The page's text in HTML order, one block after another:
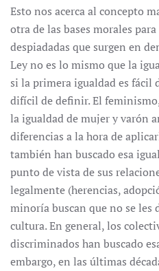
Esto nos acerca al concepto
otra de las bases morales
despiadadas que surgen en
Ley no es lo mismo que la
si la primera igualdad es fácil
difícil de definir. El
la igualdad de mujer y varón
diferencias a la hora de
también han buscado esa
punto de vista de sus
legalmente (herencias,
minoría buscan que no se les
cultura. En general, los
discriminados han buscado
embargo, en las últimas